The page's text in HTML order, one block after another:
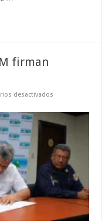
firman
desactivados
Bomberos
y
firman
convenio
de
cooperación